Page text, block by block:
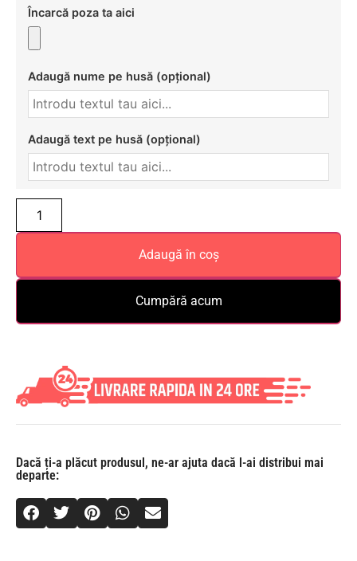
Încarcă poza ta aici
Adaugă nume pe husă (opțional)
Adaugă text pe husă (opțional)
Adaugă în coș
Cumpără acum
Dacă ți-a plăcut produsul, ne-ar ajuta dacă l-ai distribui mai
departe: